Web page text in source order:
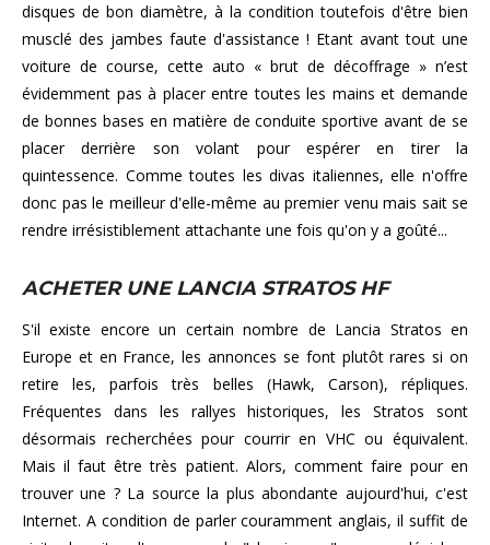
disques de bon diamètre, à la condition toutefois d'être bien
musclé des jambes faute d'assistance ! Etant avant tout une
voiture de course, cette auto « brut de décoffrage » n’est
évidemment pas à placer entre toutes les mains et demande
de bonnes bases en matière de conduite sportive avant de se
placer derrière son volant pour espérer en tirer la
quintessence. Comme toutes les divas italiennes, elle n'offre
donc pas le meilleur d'elle-même au premier venu mais sait se
rendre irrésistiblement attachante une fois qu'on y a goûté...
ACHETER UNE LANCIA STRATOS HF
S'il existe encore un certain nombre de Lancia Stratos en
Europe et en France, les annonces se font plutôt rares si on
retire les, parfois très belles (Hawk, Carson), répliques.
Fréquentes dans les rallyes historiques, les Stratos sont
désormais recherchées pour courrir en VHC ou équivalent.
Mais il faut être très patient. Alors, comment faire pour en
trouver une ? La source la plus abondante aujourd'hui, c'est
Internet. A condition de parler couramment anglais, il suffit de